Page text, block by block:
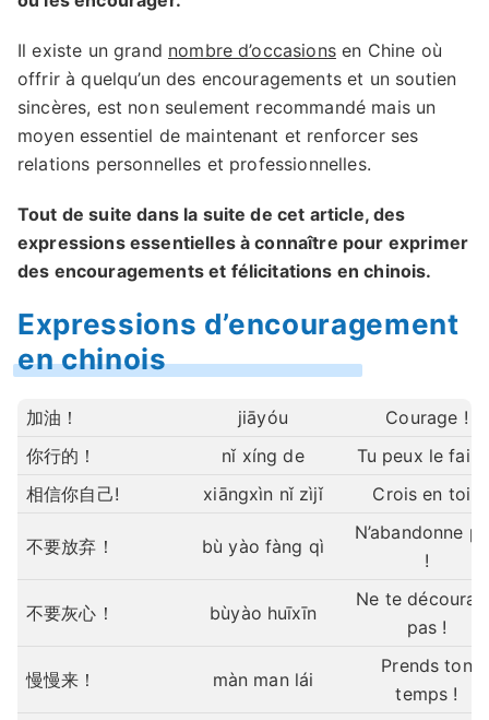
Il existe un grand nombre d’occasionsen Chine où
offrir à quelqu’un des encouragements et un soutien
sincères, est non seulement recommandé mais un
moyen essentiel de maintenant et renforcer ses
relations personnelles et professionnelles.
Tout de suite dans la suite de cet article, des
expressions essentielles à connaître pour exprimer
des encouragements et félicitations en chinois.
Expressions d’encouragement
en chinois
加油！ jiāyóu
Courage !
你行的！
nǐ xíng de
Tu peux le
相信你自己!
xiāngxìn nǐ zìjǐ Crois en toi !
不要放弃！ bù yào fàng qì
N’abandonne
!
不要灰心！ bùyào huīxīn
Ne te
pas !
慢慢来！ màn man lái
Prends ton
temps !